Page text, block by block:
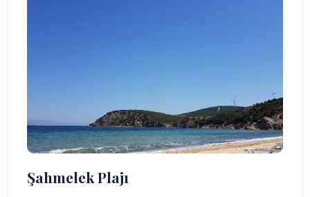
Şahmelek Plajı